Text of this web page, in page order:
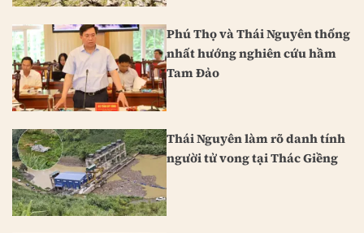
Phú Thọ và Thái Nguyên thống
nhất hướng nghiên cứu hầm
Tam Đảo
Thái Nguyên làm rõ danh tính
người tử vong tại Thác Giềng